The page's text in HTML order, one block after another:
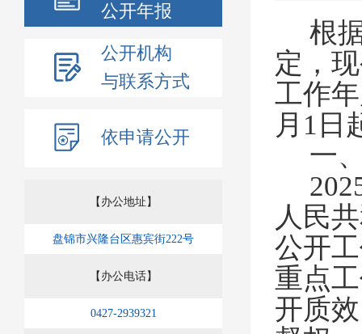
公开年报
公开机构
与联系方式
依申请公开
【办公地址】
盘锦市兴隆台区惠宾街222号
【办公电话】
0427-2939321
根
定，
工作
月1日
一
人民
公开
重点
开质